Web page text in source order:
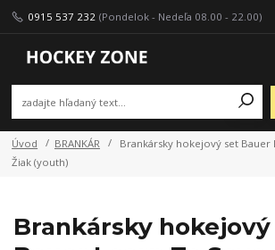
0915 537 232 (Pondelok - Nedeľa 08.00 - 22.00)
Úvod BRANKÁR
Brankársky hokejový set Bauer
Žiak (youth)
Brankársky